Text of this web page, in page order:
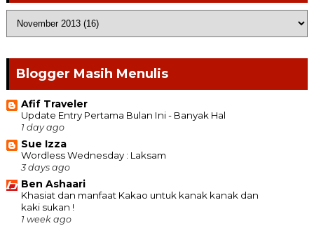
Blogger Masih Menulis
Afif Traveler
Update Entry Pertama Bulan Ini - Banyak Hal
1 day ago
Sue Izza
Wordless Wednesday : Laksam
3 days ago
Ben Ashaari
Khasiat dan manfaat Kakao untuk kanak kanak dan
kaki sukan !
1 week ago